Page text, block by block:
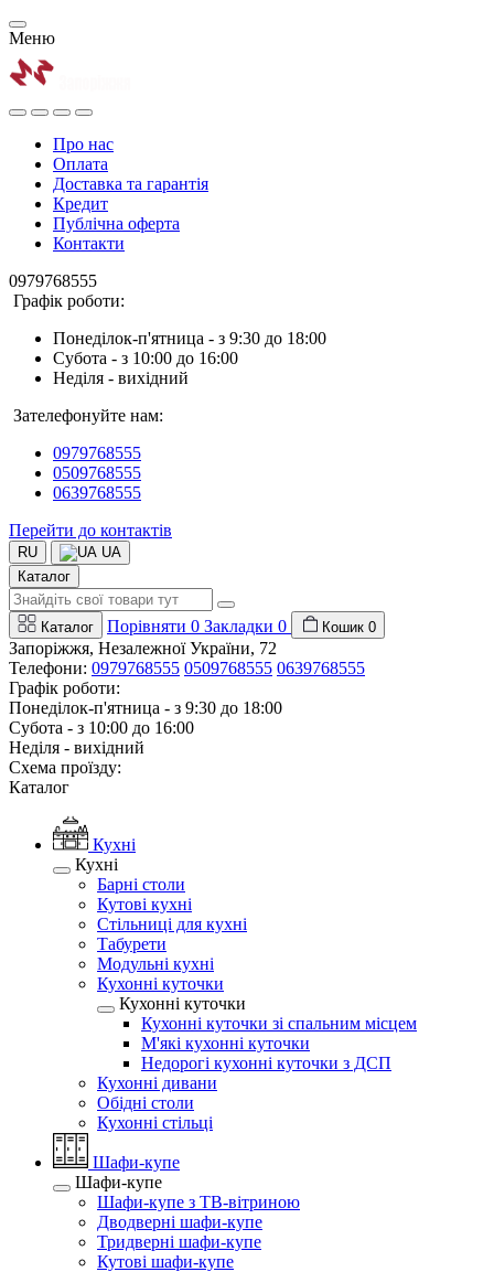
Меню
Про нас
Оплата
Доставка та гарантія
Кредит
Публічна оферта
Контакти
0979768555
Графік роботи:
Понеділок-п'ятница - з 9:30 до 18:00
Субота - з 10:00 до 16:00
Неділя - вихідний
Зателефонуйте нам:
0979768555
0509768555
0639768555
Перейти до контактів
RU
UA
Каталог
Каталог Порівняти 0 Закладки 0 Кошик 0
Запоріжжя, Незалежної України, 72
Телефони: 0979768555 0509768555 0639768555
Графік роботи:
Понеділок-п'ятница - з 9:30 до 18:00
Субота - з 10:00 до 16:00
Неділя - вихідний
Схема проїзду:
Каталог
Кухні
Кухні
Барні столи
Кутові кухні
Стільниці для кухні
Табурети
Модульні кухні
Кухонні куточки
Кухонні куточки
Кухонні куточки зі спальним місцем
М'які кухонні куточки
Недорогі кухонні куточки з ДСП
Кухонні дивани
Обідні столи
Кухонні стільці
Шафи-купе
Шафи-купе
Шафи-купе з ТВ-вітриною
Дводверні шафи-купе
Тридверні шафи-купе
Кутові шафи-купе